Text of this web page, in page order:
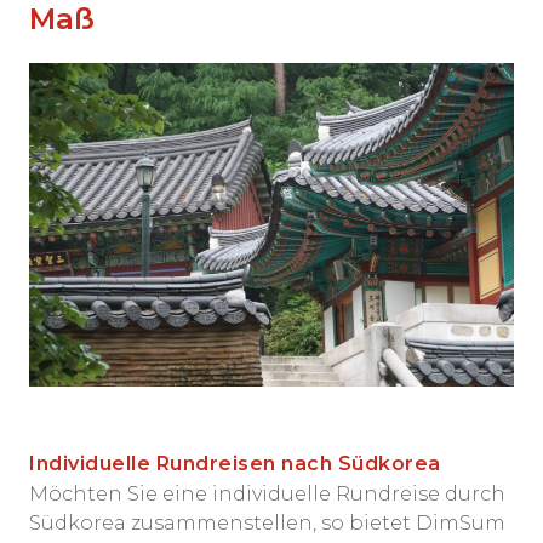
Maß
Individuelle Rundreisen nach Südkorea
Möchten Sie eine individuelle Rundreise durch
Südkorea zusammenstellen, so bietet DimSum